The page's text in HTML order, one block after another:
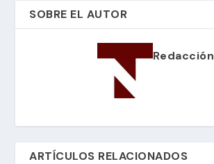
SOBRE EL AUTOR
Redacción
ARTÍCULOS RELACIONADOS